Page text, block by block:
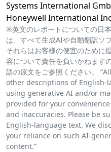
Systems International
Honeywell International
※英文のレポートについての日
は、すべて生成AIや自動翻訳ソ
それらはお客様の便宜のために
容について責任を負いかねます
語の原文をご参照ください。
other descriptions of English-
using generative AI and/or
provided for your
and inaccuracies. Please be
English-language text. We
your reliance on such AI-
content.”